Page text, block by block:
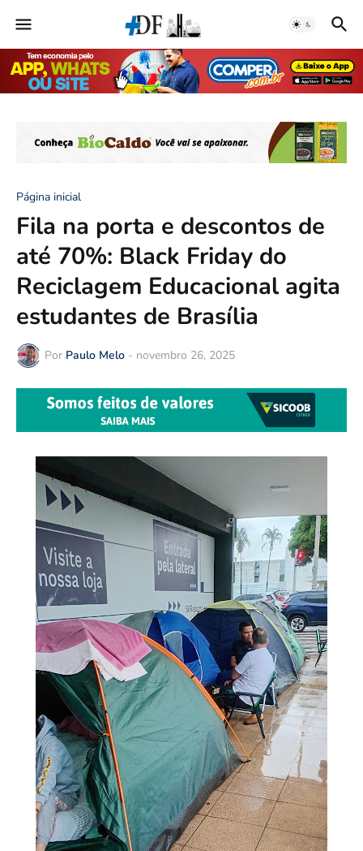
Página inicial
Fila na porta e descontos de
até 70%: Black Friday do
Reciclagem Educacional agita
estudantes de Brasília
Por Paulo Melo - novembro 26, 2025